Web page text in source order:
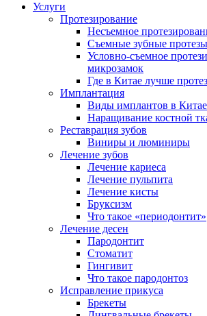
Услуги
Протезирование
Несъемное
Съемные зубные протезы
Условно-съемное
микрозамок
Где в Китае лучше
Имплантация
Виды имплантов в Китае
Наращивание костной
Реставрация зубов
Виниры и люминиры
Лечение зубов
Лечение кариеса
Лечение пульпита
Лечение кисты
Бруксизм
Что такое «периодонтит»
Лечение десен
Пародонтит
Стоматит
Гингивит
Что такое пародонтоз
Исправление прикуса
Брекеты